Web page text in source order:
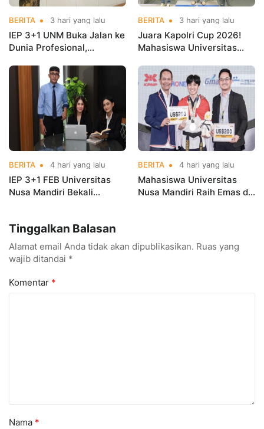
BERITA 3 hari yang lalu
IEP 3+1 UNM Buka Jalan ke
Dunia Profesional,
Kementerian Koperasi
BERITA 3 hari yang lalu
Juara Kapolri Cup 2026!
Mahasiswa Universitas
Nama Kampus di Kejurnas
Taekwondo
BERITA 4 hari yang lalu
IEP 3+1 FEB Universitas
Nusa Mandiri Bekali
BERITA 4 hari yang lalu
Mahasiswa Universitas
Nusa Mandiri Raih Emas di
Tinggalkan Balasan
Alamat email Anda tidak akan dipublikasikan. Ruas yang
wajib ditandai *
Komentar *
Nama *